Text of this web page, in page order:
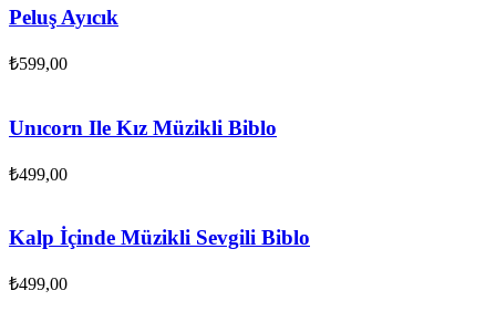
Peluş Ayıcık
₺599,00
Unıcorn Ile Kız Müzikli Biblo
₺499,00
Kalp İçinde Müzikli Sevgili Biblo
₺499,00